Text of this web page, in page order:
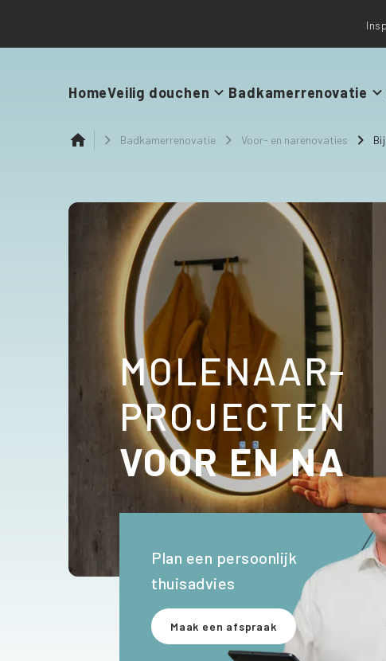
HomeVeilig douchen Badkamerrenovatie
Badkamerrenovatie Voor- en narenovaties
MOLENAAR-
PROJECTEN
VOOR EN NA
Plan een persoonlijk
thuisadvies
Maak een afspraak